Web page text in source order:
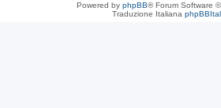
Powered by phpBB® Forum Software
Traduzione Italiana